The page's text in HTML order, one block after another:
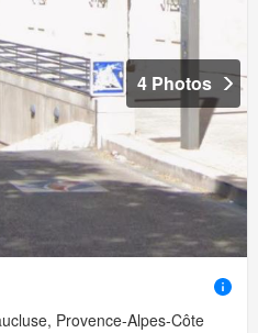
4 Photos
Provence-Alpes-Côte